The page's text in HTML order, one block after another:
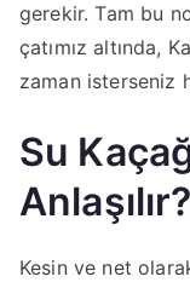
gerekir. Tam bu
çatımız altında,
zaman isterseniz
Su
Anlaşılır?
Kesin ve net